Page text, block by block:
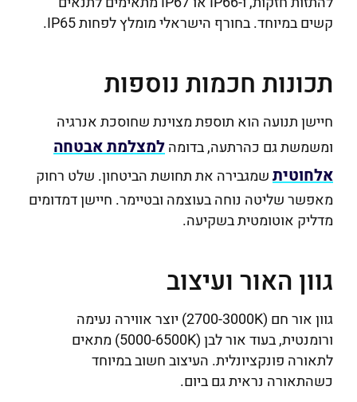
קשים במיוחד. בחורף הישראלי מומלץ לפחות IP65.
תכונות חכמות נוספות
חיישן תנועה הוא תוספת מצוינת שחוסכת אנרגיה
ומשמשת גם כהרתעה, בדומהלמצלמת אבטחה
אלחוטיתשמגבירה את תחושת הביטחון. שלט רחוק
מאפשר שליטה נוחה בעוצמה ובטיימר. חיישן דמדומים
מדליק אוטומטית בשקיעה.
גוון האור ועיצוב
גוון אור חם (2700-3000K) יוצר אווירה נעימה
ורומנטית, בעוד אור לבן (5000-6500K) מתאים
לתאורה פונקציונלית. העיצוב חשוב במיוחד
כשהתאורה נראית גם ביום.